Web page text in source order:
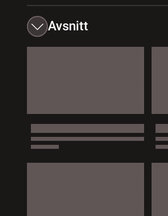
Avsnitt